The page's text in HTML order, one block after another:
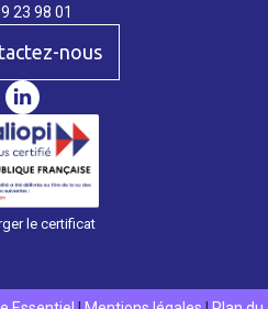
23 98 01
nous
le certificat